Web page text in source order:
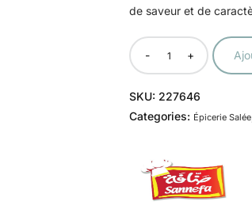
de saveur et de
- +
SKU: 227646
Categories: Épicerie Salée